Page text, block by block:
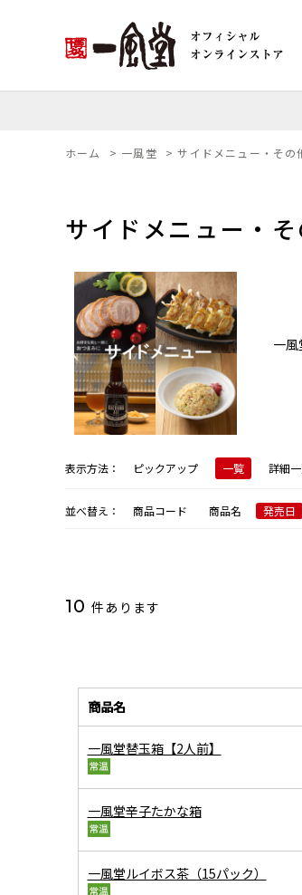
ホーム > 一風堂 >サイドメニュー・その
サイドメニュー・
一風
表示方法： ピックアップ 一覧 詳細
並べ替え： 商品コード 商品名 発売日
10 件あります
商品名
一風堂替玉箱【2人前】
一風堂辛子たかな箱
一風堂ルイボス茶（15パック）